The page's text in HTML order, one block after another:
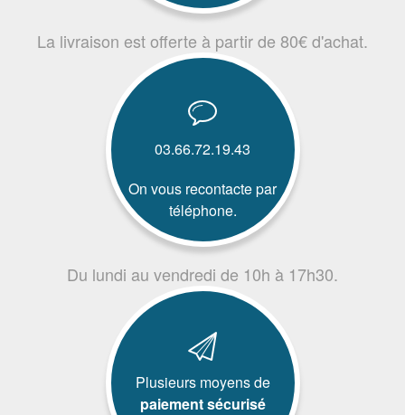
La livraison est offerte à partir de 80€ d'achat.
03.66.72.19.43
On vous recontacte par
téléphone.
Du lundi au vendredi de 10h à 17h30.
Plusieurs moyens de
paiement sécurisé